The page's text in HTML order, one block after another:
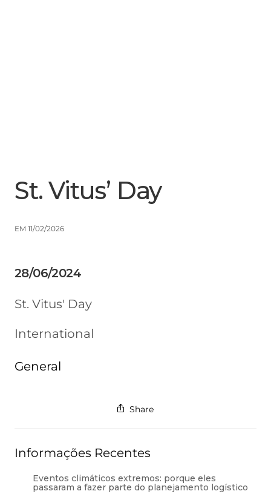
St. Vitus’ Day
EM 11/02/2026
28/06/2024
St. Vitus' Day
International
General
Share
Informações Recentes
Eventos climáticos extremos: porque eles
passaram a fazer parte do planejamento logístico